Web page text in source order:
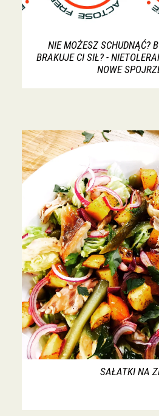
NIE MOŻESZ SCHUDNĄĆ?
BRAKUJE CI SIŁ? -
NOWE
SAŁATKI NA